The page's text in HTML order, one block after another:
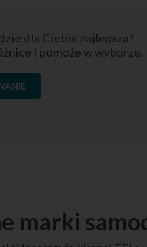
dla Ciebie najlepsza?
i pomoże w wyborze.
marki